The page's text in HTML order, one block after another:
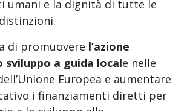
umani e la dignità di tutte le
di promuovere l’azione
sviluppo a guida locale nelle
Europea e aumentare
i finanziamenti diretti per